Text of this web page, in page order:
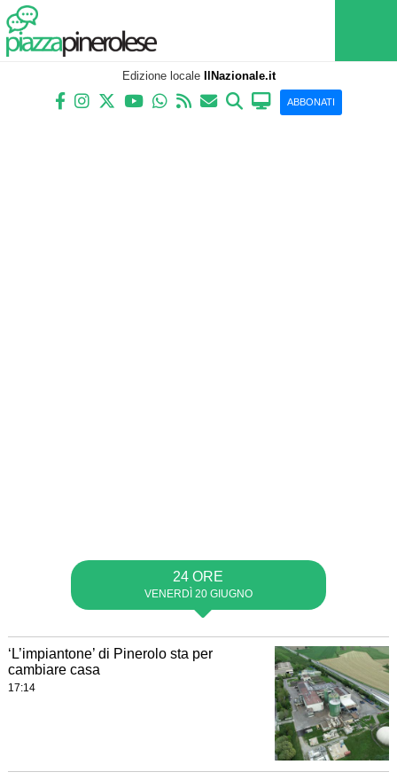
Edizione locale IlNazionale.it
ABBONATI
24 ORE
VENERDÌ 20 GIUGNO
‘L’impiantone’ di Pinerolo sta per
cambiare casa
17:14